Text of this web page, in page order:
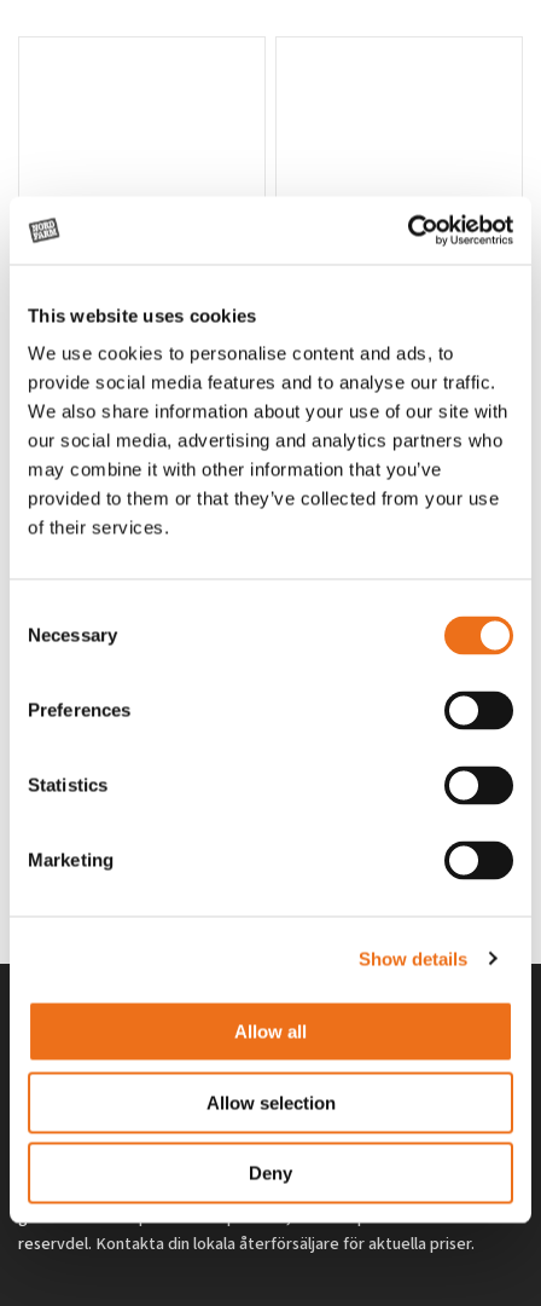
This website uses cookies
We use cookies to personalise content and ads, to
provide social media features and to analyse our traffic.
We also share information about your use of our site with
our social media, advertising and analytics partners who
may combine it with other information that you’ve
provided to them or that they’ve collected from your use
of their services.
Selection
Necessary
Preferences
Statistics
Marketing
Show details
Allow all
Allow selection
Deny
Lägg till i varukorg
T-shirt Avant barn grön 92 cm
G0007
(ex. moms)
T-shirt Avant barn grön 104-110
cm
G0010
(ex. moms)
Lägg till i varukorg
T-shirt grå xl med
T-shirt svart 2xl med avant-
Alla priser på tillbehör och tillval gäller vid köp av ny maskin. Priserna
gäller inte vid köp av enskild produkt, till exempel
reservdel. Kontakta din lokala återförsäljare för aktuella priser.